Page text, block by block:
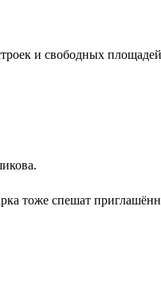
и свободных
тоже спешат